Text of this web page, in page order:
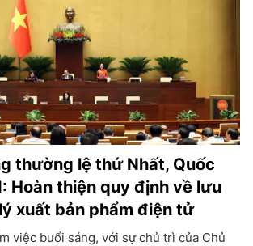
thường lệ thứ Nhất, Quốc
Hoàn thiện quy định về lưu
xuất bản phẩm điện tử
việc buổi sáng, với sự chủ trì của Chủ